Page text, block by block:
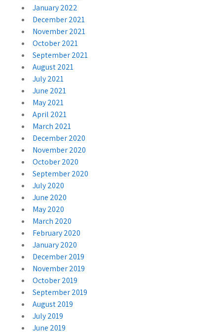
January 2022
December 2021
November 2021
October 2021
September 2021
August 2021
July 2021
June 2021
May 2021
April 2021
March 2021
December 2020
November 2020
October 2020
September 2020
July 2020
June 2020
May 2020
March 2020
February 2020
January 2020
December 2019
November 2019
October 2019
September 2019
August 2019
July 2019
June 2019